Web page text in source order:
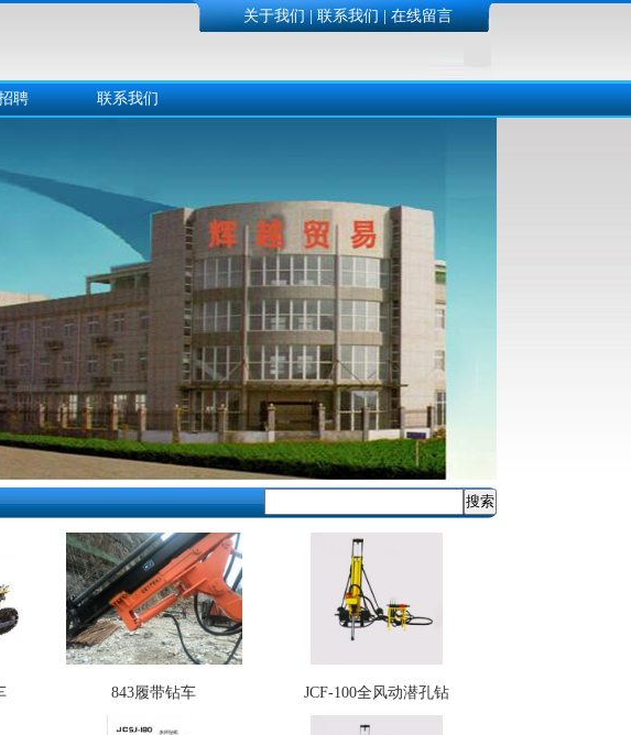
关于我们|联系我们|在线留言
聘 联系我们
843履带钻车 JCF-100全风动潜孔钻